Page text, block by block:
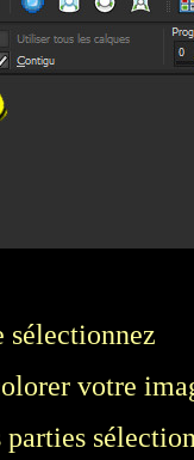
sélectionnez
votre